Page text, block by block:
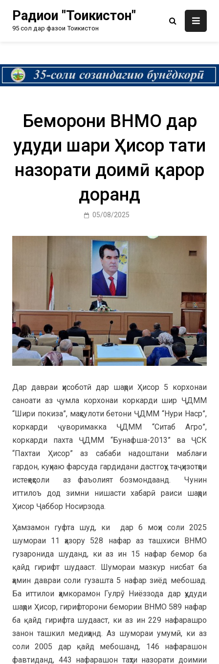
Радиои "Тоҷикистон"
95 сол дар фазои Тоҷикистон
Беморони ВНМО дар
ҳудуди шаҳри Ҳисор таҳти
назорати доимӣ қарор
доранд
05/08/2025
Дар давраи ҳисоботӣ дар шаҳри Ҳисор 5 корхонаи
саноати аз ҷумла корхонаи коркарди шир ҶДММ
“Шири покиза”, маҳсулоти бетони ҶДММ “Нури Наср”,
коркарди ҷуворимакка ҶДММ “Ситаб Агро”,
коркарди пахта ҶДММ “Бунафша-2013” ва ҶСК
“Пахтаи Ҳисор” аз сабаби надоштани маблағи
гардон, куҳнаю фарсуда гардидани дастгоҳу таҷҳизотҳои
истеҳеҳсоли аз фаъолият бозмондаанд. Чунин
иттилоъ дод зимни нишасти хабарӣ раиси шаҳри
Ҳисор Ҷаббор Носирзода.
Ҳамзамон гуфта шуд, ки дар 6 моҳи соли 2025
шумораи 11 ҳазору 528 нафар аз ташхиси ВНМО
гузаронида шуданд, ки аз ин 15 нафар бемор ба
қайд гирифт шудааст. Шумораи мазкур нисбат ба
ҳамин давраи соли гузашта 5 нафар зиёд мебошад.
Ба иттилои ҳамкорамон Гулрӯ Ниёззода дар ҳудуди
шаҳри Ҳисор, гирифторони бемории ВНМО 589 нафар
ба қайд гирифта шудааст, ки аз ин 229 нафарашро
занон ташкил медиҳанд. Аз шумораи умумӣ, ки аз
соли 2005 дар қайд мебошанд, 146 нафарашон
фавтиданд, 443 нафарашон таҳти назорати доимии